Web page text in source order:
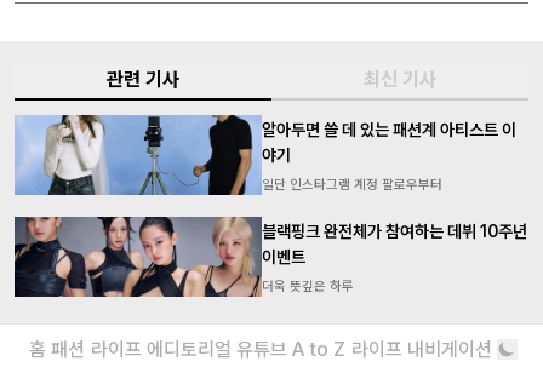
관련 기사 최신 기사
알아두면 쓸 데 있는 패션계 아티스트 이
야기
일단 인스타그램 계정 팔로우부터
블랙핑크 완전체가 참여하는 데뷔 10주년
이벤트
더욱 뜻깊은 하루
더보기
홈 패션 라이프 에디토리얼 유튜브 A to Z 라이프 내비게이션